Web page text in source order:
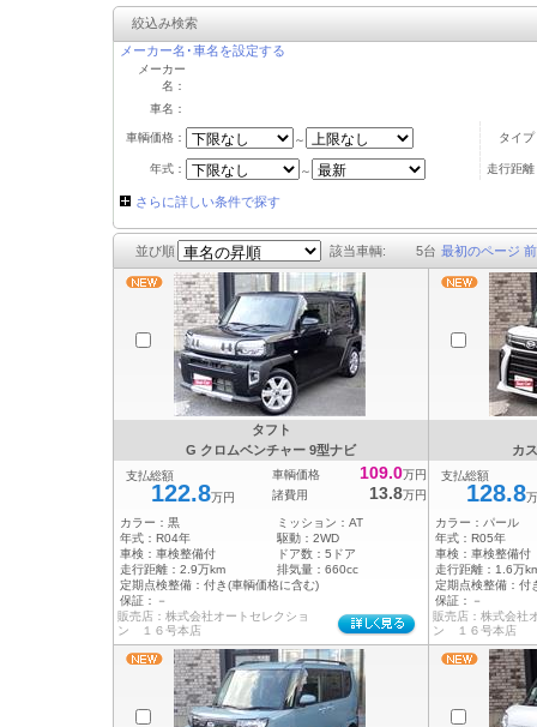
絞込み検索
メーカー名･車名を設定する
メーカー
名：
車名：
車輌価格： ～ タイプ
年式： ～ 走行距離
さらに詳しい条件で探す
並び順 該当車輌: 5台 最初のページ
タフト
G クロムベンチャー 9型ナビ
支払総額
122.8万円
車輌価格 109.0万円
諸費用
13.8万円
カラー： 黒 ミッション： AT
年式： R04年 駆動： 2WD
車検： 車検整備付 ドア数： 5ドア
走行距離： 2.9万km 排気量： 660cc
定期点検整備： 付き(車輌価格に含む)
保証：
－
販売店：株式会社オートセレクショ
ン １６号本店
カ
支払総額
128.8
カラー： パール
年式： R05年
車検： 車検整備付
走行距離： 1.6万
定期点検整備： 付
保証：
－
販売店：株式会社
ン １６号本店